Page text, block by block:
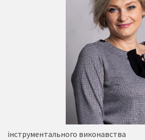
інструментального виконавства